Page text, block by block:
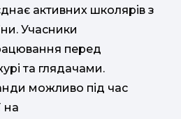
активних школярів з
Учасники
перед
та глядачами.
можливо під час
на